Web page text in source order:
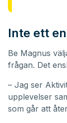
Inte ett
Be Magnus
frågan. Det
– Jag ser
upplevelser
som går att